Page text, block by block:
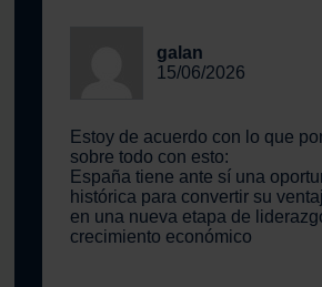
galan
15/06/2026
Estoy de acuerdo con lo que
sobre todo con esto:
España tiene ante sí una
histórica para convertir su
en una nueva etapa de
crecimiento económico